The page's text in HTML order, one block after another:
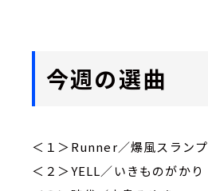
今週の選曲
＜１＞Runner／爆風スランプ
＜２＞YELL／いきものがかり